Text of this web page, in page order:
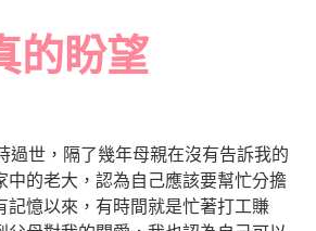
的盼望
過世，隔了幾年母親在沒有告訴我的
中的老大，認為自己應該要幫忙分擔
記憶以來，有時間就是忙著打工賺